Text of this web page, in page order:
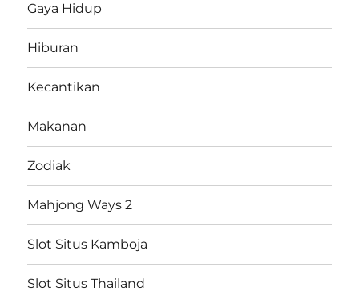
Gaya Hidup
Hiburan
Kecantikan
Makanan
Zodiak
Mahjong Ways 2
Slot Situs Kamboja
Slot Situs Thailand